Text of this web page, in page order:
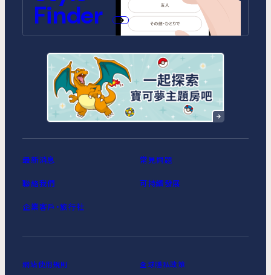
MIMARU東京 上野EAST
MIMARU東京 上野御徒町
MIMARU東京 新宿WEST
MIMARU東京 日本橋水天宮前
MIMARU東京 八丁堀
MIMARU東京 浅草STATION
MIMARU SUITES 京都四条
MIMARU大阪 難波NORTH
Finder
最新消息 常見問題
聯絡我們 可持續發展
企業客戶‧旅行社
網站使用規則 全球隱私政策